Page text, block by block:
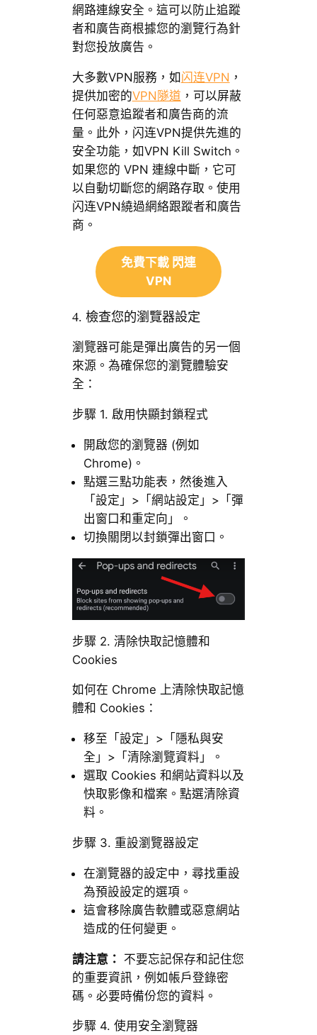
網路連線安全。這可以防止追蹤
者和廣告商根據您的瀏覽行為針
對您投放廣告。
大多數VPN服務，如 闪连VPN ，
提供加密的VPN隧道 ，可以屏蔽
任何惡意追蹤者和廣告商的流
量。此外，闪连VPN提供先進的
安全功能，如VPN Kill Switch。
如果您的 VPN 連線中斷，它可
以自動切斷您的網路存取。使用
闪连VPN繞過網絡跟蹤者和廣告
商。
免費下載 閃連
VPN
4. 檢查您的瀏覽器設定
瀏覽器可能是彈出廣告的另一個
來源。為確保您的瀏覽體驗安
全：
步驟 1. 啟用快顯封鎖程式
開啟您的瀏覽器 (例如
Chrome)。
點選三點功能表，然後進入
「設定」>「網站設定」>「彈
出窗口和重定向」。
切換關閉以封鎖彈出窗口。
步驟 2. 清除快取記憶體和
Cookies
如何在 Chrome 上清除快取記憶
體和 Cookies：
移至「設定」>「隱私與安
全」>「清除瀏覽資料」。
選取 Cookies 和網站資料以及
快取影像和檔案。點選清除資
料。
步驟 3. 重設瀏覽器設定
在瀏覽器的設定中，尋找重設
為預設設定的選項。
這會移除廣告軟體或惡意網站
造成的任何變更。
請注意： 不要忘記保存和記住您
的重要資訊，例如帳戶登錄密
碼。必要時備份您的資料。
步驟 4. 使用安全瀏覽器